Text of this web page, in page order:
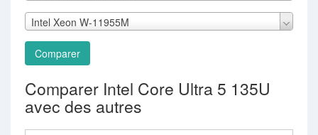
Intel Xeon W-11955M
Comparer
Comparer Intel Core Ultra 5 135U
avec des autres